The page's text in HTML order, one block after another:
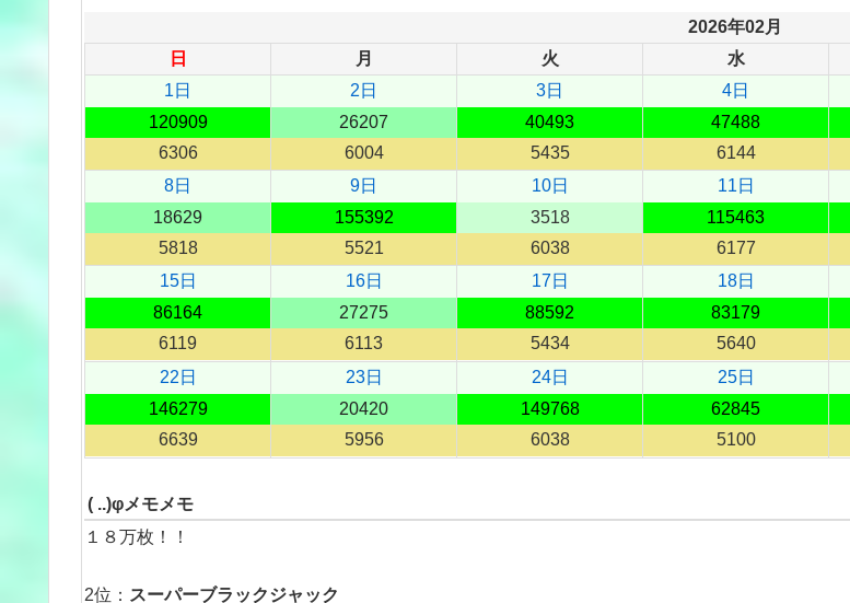
2026年02月
日
月 火 水
1日
120909
6306
2日
26207
6004
3日
40493
5435
4日
47488
6144
8日
18629
5818
9日
155392
5521
10日
3518
6038
11日
115463
6177
15日
86164
6119
16日
27275
6113
17日
88592
5434
18日
83179
5640
22日
146279
6639
23日
20420
5956
24日
149768
6038
25日
62845
5100
( ..)φメモメモ
１８万枚！！
2位： スーパーブラックジャック